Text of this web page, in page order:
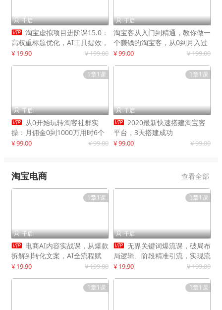
 千启
 淘宝虚拟项目进阶课15.0：
高权重标题优化，AI工具提效，
自动盈利模式搭建
¥ 19.90 ¥ 199.00
 千启
淘宝客从入门到精通，教你做一
个赚钱的淘宝客，从0到月入过
万
¥ 99.00 ¥ 199.00
1章1课
 千启
 从0开始玩转淘客社群实
操：月佣金0到1000万用时6个
月
¥ 99.00 ¥ 99.00
1章1课
 千启
 2020最新快速搭建淘宝客
平台，3天搭建成功
¥ 99.00 ¥ 99.00
淘宝电商 查看全部
1章1课
 千启
 电商AI内容实战课，从爆款
拆解到转化文案，AI全流程赋
能，解放人力，单月节省内容成
¥ 19.90 ¥ 199.00
1章1课
 千启
 无界关键词爆流课，破局布
局逻辑、阶段精准引流，实现流
量翻倍，店铺业绩增长50%+
¥ 19.90 ¥ 199.00
1章1课 1章1课